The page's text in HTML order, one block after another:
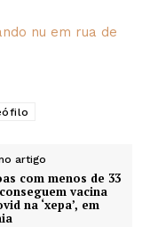
nu em rua de
artigo
com menos de 33
vacina
na ‘xepa’, em